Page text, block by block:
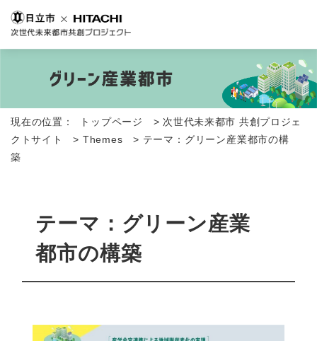
現在の位置： トップページ > 次世代未来都市 共創プロジェ
クトサイト
> Themes > テーマ：グリーン産業都市の構
築
テーマ：グリーン産業
都市の構築